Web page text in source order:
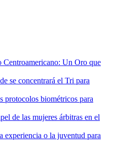
Un Oro que
se concentrará el Tri para
protocolos biométricos para
de las mujeres árbitras en el
experiencia o la juventud para